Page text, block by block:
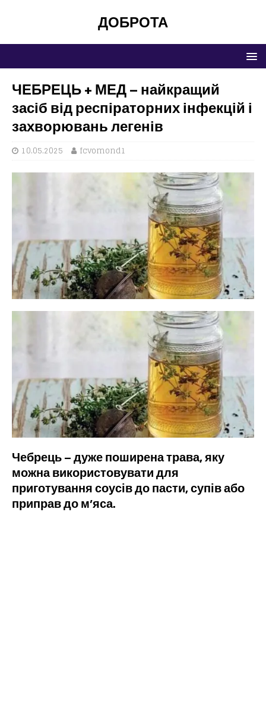
ДОБРОТА
ЧЕБРЕЦЬ + МЕД – найкращий
засіб від респіраторних інфекцій і
захворювань легенів
10.05.2025 fcvomond1
Чебрець – дуже поширена трава, яку
можна використовувати для
приготування соусів до пасти, супів або
приправ до м’яса.